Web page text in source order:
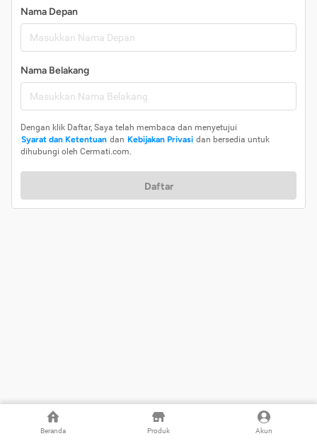
Beranda Produk Akun
Nama Depan
Nama Belakang
Dengan klik Daftar, Saya telah membaca dan menyetujui
Syarat dan Ketentuan dan Kebijakan Privasi dan bersedia untuk
dihubungi oleh Cermati.com.
Daftar